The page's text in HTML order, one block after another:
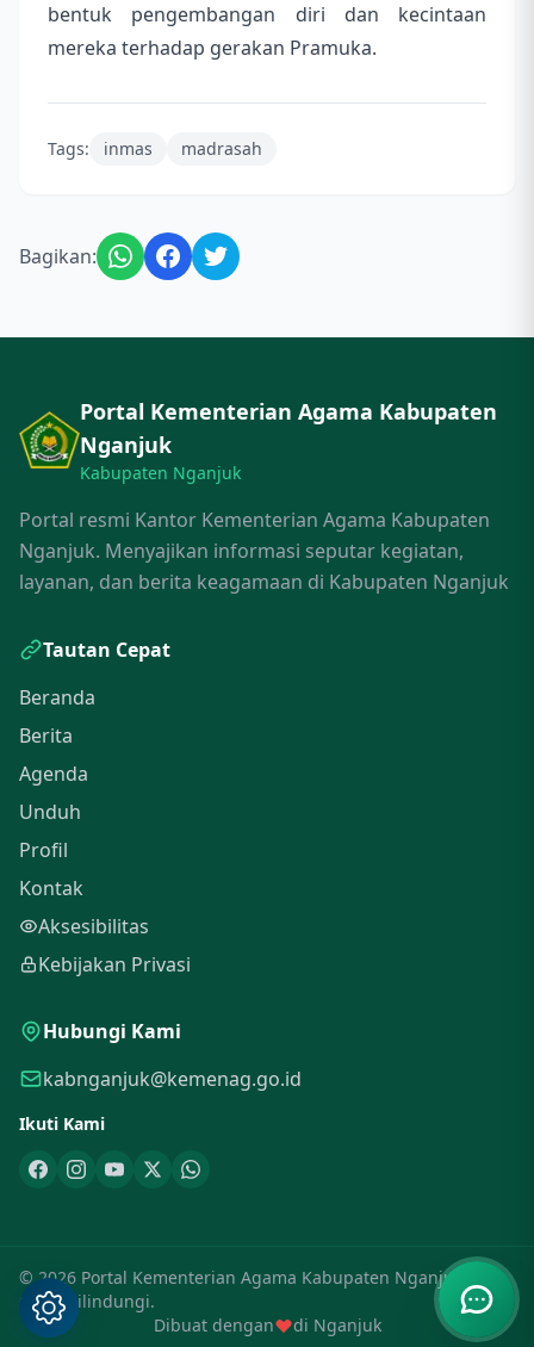
bentuk pengembangan diri dan kecintaan
mereka terhadap gerakan Pramuka.
Tags: inmas madrasah
Bagikan:
Portal Kementerian Agama Kabupaten
Nganjuk
Kabupaten Nganjuk
Portal resmi Kantor Kementerian Agama Kabupaten
Nganjuk. Menyajikan informasi seputar kegiatan,
layanan, dan berita keagamaan di Kabupaten Nganjuk
Tautan Cepat
Beranda
Berita
Agenda
Unduh
Profil
Kontak
Aksesibilitas
Kebijakan Privasi
Hubungi Kami
kabnganjuk@kemenag.go.id
Ikuti Kami
© 2026 Portal Kementerian Agama Kabupaten Nganjuk. Hak
Cipta Dilindungi.
Dibuat dengan
di Nganjuk